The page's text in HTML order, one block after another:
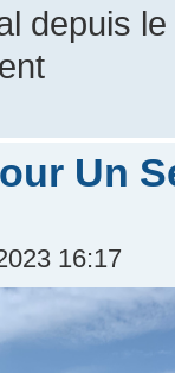
depuis
Un
16:17